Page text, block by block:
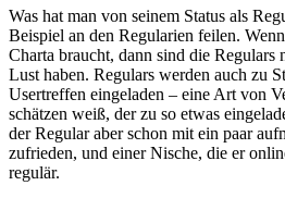
Was hat man von seinem Status als
Beispiel an den Regularien feilen.
Charta braucht, dann sind die Regulars
Lust haben. Regulars werden auch zu
Usertreffen eingeladen – eine Art von
schätzen weiß, der zu so etwas
der Regular aber schon mit ein paar
zufrieden, und einer Nische, die er
regulär.